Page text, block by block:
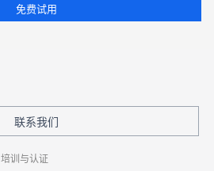
免费试用
联系我们
培训与认证